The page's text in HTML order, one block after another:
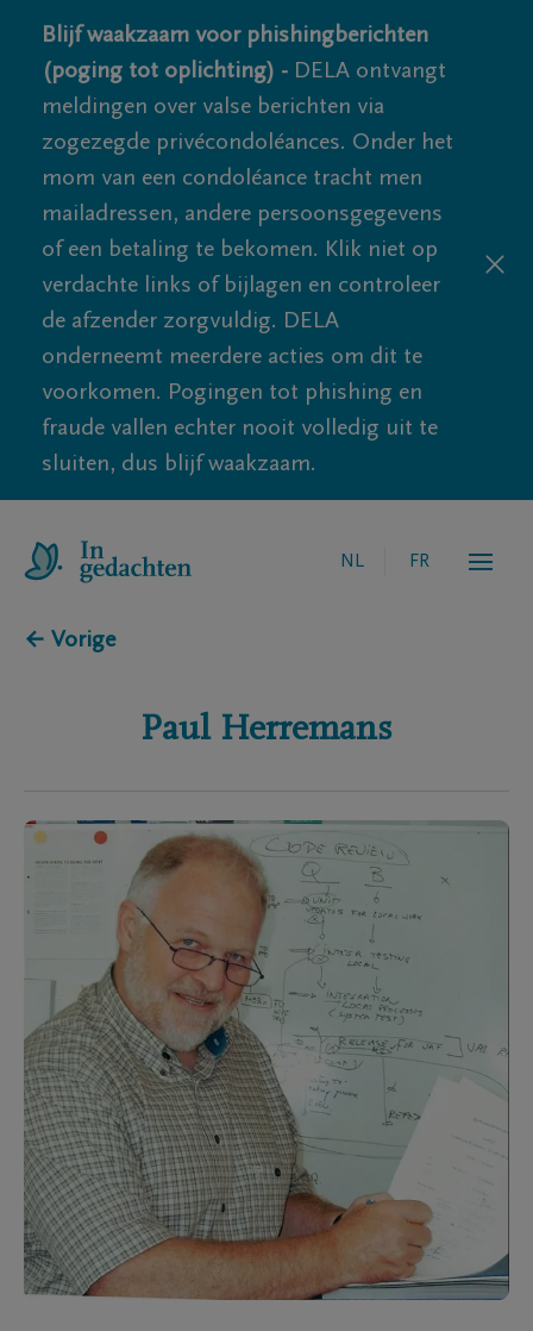
Blijf waakzaam voor phishingberichten
(poging tot oplichting) - DELA ontvangt
meldingen over valse berichten via
zogezegde privécondoléances. Onder het
mom van een condoléance tracht men
mailadressen, andere persoonsgegevens
of een betaling te bekomen. Klik niet op
verdachte links of bijlagen en controleer
de afzender zorgvuldig. DELA
onderneemt meerdere acties om dit te
voorkomen. Pogingen tot phishing en
fraude vallen echter nooit volledig uit te
sluiten, dus blijf waakzaam.
NL FR
← Vorige
Paul Herremans